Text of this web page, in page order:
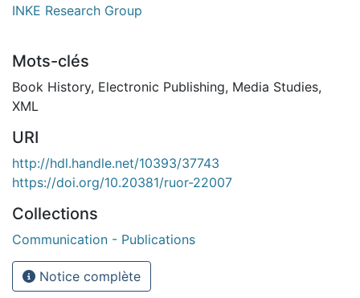
INKE Research Group
Mots-clés
Book History, Electronic Publishing, Media Studies,
XML
URI
http://hdl.handle.net/10393/37743
https://doi.org/10.20381/ruor-22007
Collections
Communication - Publications
Notice complète